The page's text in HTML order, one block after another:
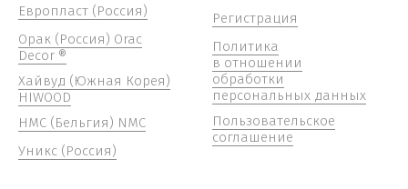
Европласт (Россия)
Орак (Россия) Orac
Decor ®
Хайвуд (Южная Корея)
HIWOOD
НМС (Бельгия) NMC
Уникс (Россия)
Регистрация
Политика
в отношении
обработки
персональных данных
Пользовательское
соглашение